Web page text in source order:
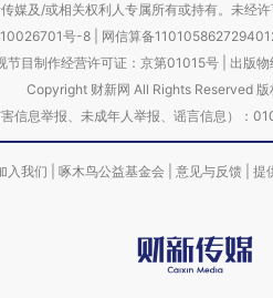
媒及/或相关权利人专属所有或持有。未经
号-8 网信算备
节目制作经营许可证：京第01015号| 出版
Copyright 财新网 All Rights Reserved 版
害信息举报、未成年人举报、谣言信息）
入我们 啄木鸟公益基金会 意见与反馈 提